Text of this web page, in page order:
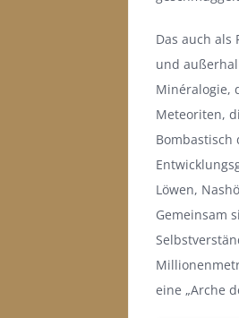
Das auch
und
Minéralogie,
Meteoriten,
Bombastisch
Löwen,
Gemeinsam
eine „Arche